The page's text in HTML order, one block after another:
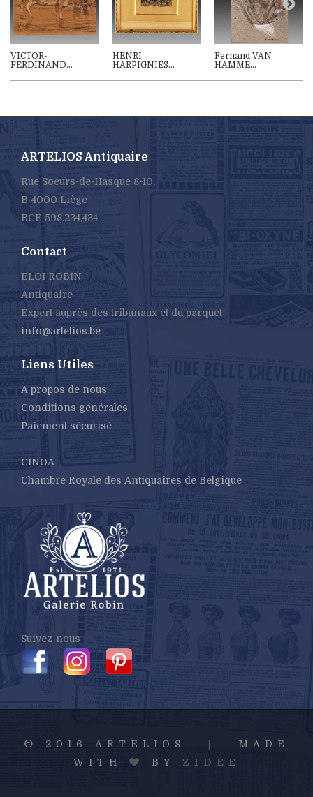
VICTOR-
FERDINAND...
HENRI
HARPIGNIES...
Fernand VAN
HAMME...
ARTELIOS Antiquaire
Rue Soeurs-de-Hasque 8-10,
B-4000 Liège
BCE 598.234.434
Contact
ELOI ROBIN
Antiquaire
Expert auprès des tribunaux et du parquet
info@artelios.be
Liens Utiles
A propos de nous
Conditions générales
Paiement sécurisé
CINOA
Chambre Royale des Antiquaires de Belgique
Suivez-nous
© 2016 ARTELIOS
MADE
WITH
BY ZIDEE